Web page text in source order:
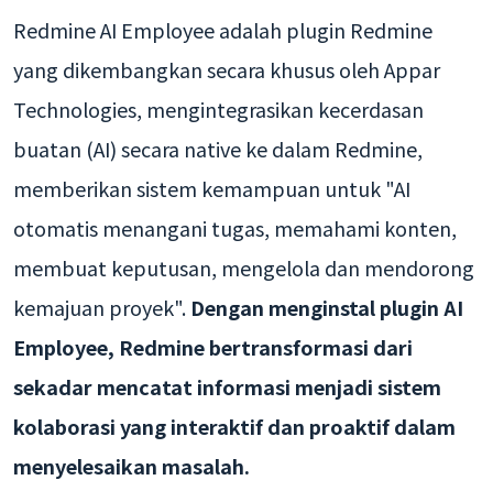
Redmine AI Employee adalah plugin Redmine
yang dikembangkan secara khusus oleh Appar
Technologies, mengintegrasikan kecerdasan
buatan (AI) secara native ke dalam Redmine,
memberikan sistem kemampuan untuk "AI
otomatis menangani tugas, memahami konten,
membuat keputusan, mengelola dan mendorong
kemajuan proyek". Dengan menginstal plugin AI
Employee, Redmine bertransformasi dari
sekadar mencatat informasi menjadi sistem
kolaborasi yang interaktif dan proaktif dalam
menyelesaikan masalah.